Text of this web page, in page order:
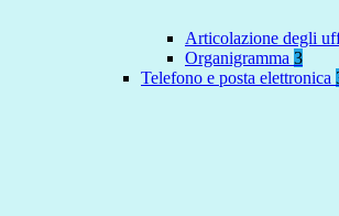
Articolazione degli
Organigramma 3
Telefono e posta elettronica